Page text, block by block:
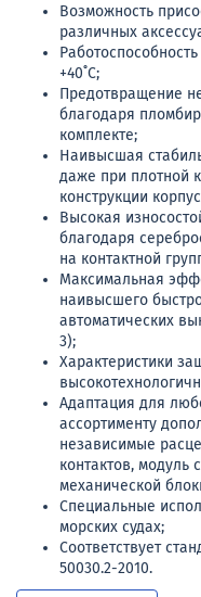
Возможность
различных
+40˚C;
Предотвращение
благодаря
комплекте;
Наивысшая
даже при плотной
конструкции
Высокая
благодаря
на контактной
Максимальная
наивысшего
автоматических
3);
Характеристики
Адаптация для
ассортименту
независимые
контактов, модуль
механической
Специальные
морских судах;
Соответствует
50030.2-2010.